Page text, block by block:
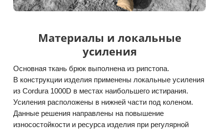
Материалы и локальные
усиления
Основная ткань брюк выполнена из рипстопа.
В конструкции изделия применены локальные усиления
из Cordura 1000D в местах наибольшего истирания.
Усиления расположены в нижней части под коленом.
Данные решения направлены на повышение
износостойкости и ресурса изделия при регулярной